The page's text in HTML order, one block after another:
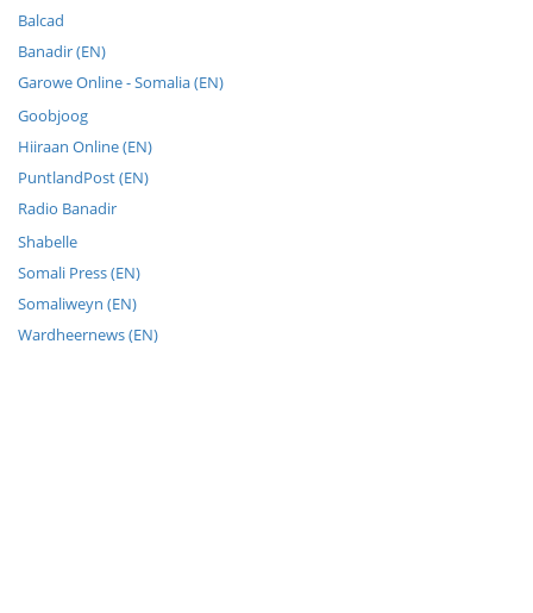
Balcad
Banadir (EN)
Garowe Online - Somalia (EN)
Goobjoog
Hiiraan Online (EN)
PuntlandPost (EN)
Radio Banadir
Shabelle
Somali Press (EN)
Somaliweyn (EN)
Wardheernews (EN)